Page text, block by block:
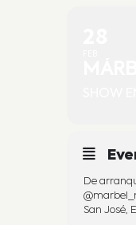
De
San José,